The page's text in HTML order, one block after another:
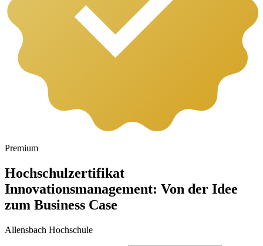
Premium
Hochschulzertifikat
Innovationsmanagement: Von der Idee
zum Business Case
Allensbach Hochschule